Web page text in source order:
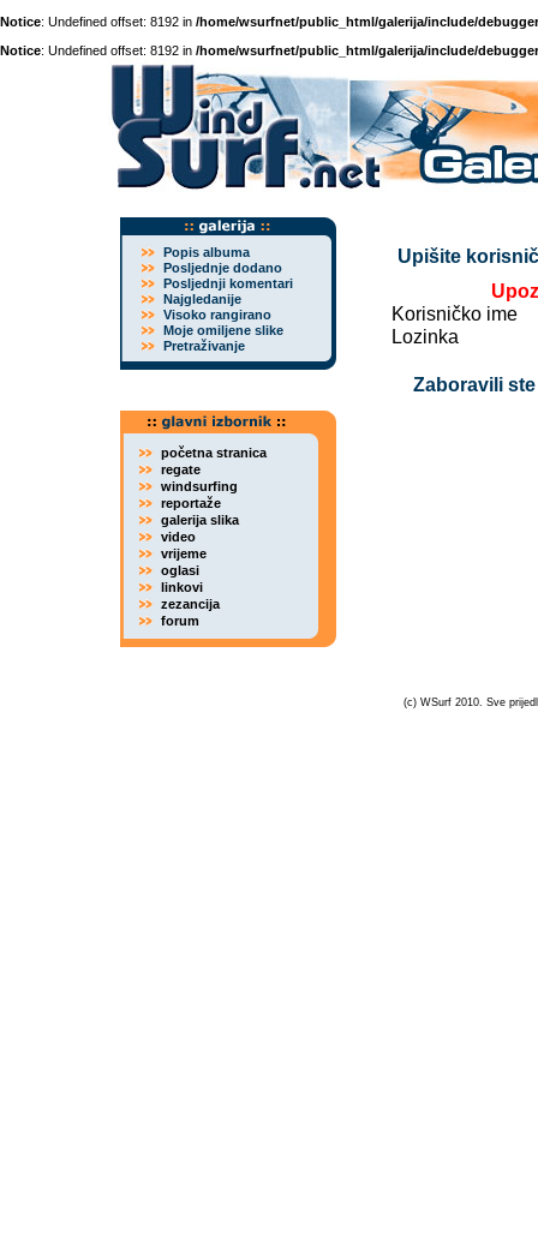
Notice: Undefined offset: 8192 in /home/wsurfnet/public_html/galerija/include/
Notice: Undefined offset: 8192 in /home/wsurfnet/public_html/galerija/include/
Popis albuma
Posljednje dodano
Posljednji komentari
Najgledanije
Visoko rangirano
Moje omiljene slike
Pretraživanje
početna stranica
regate
windsurfing
reportaže
galerija slika
video
vrijeme
oglasi
linkovi
zezancija
forum
Upišite
Korisničko ime
Lozinka
Zaboravili
(c) WSurf 2010. Sve